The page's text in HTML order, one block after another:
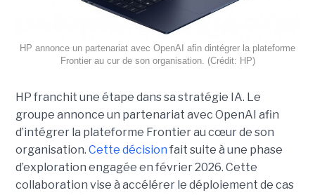
HP annonce un partenariat avec OpenAI afin dintégrer la plateforme
Frontier au cur de son organisation. (Crédit: HP)
HP franchit une étape dans sa stratégie IA. Le
groupe annonce un partenariat avec OpenAI afin
d’intégrer la plateforme Frontier au cœur de son
organisation. Cette décision fait suite à une phase
d’exploration engagée en février 2026. Cette
collaboration vise à accélérer le déploiement de cas